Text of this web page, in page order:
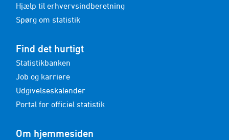
Hjælp til erhvervsindberetning
Spørg om statistik
Find det hurtigt
Statistikbanken
Job og karriere
Udgivelseskalender
Portal for officiel statistik
Om hjemmesiden